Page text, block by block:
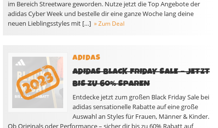
im Bereich Streetware geworden. Nutze jetzt die Top Angebote der
adidas Cyber Week und bestelle dir eine ganze Woche lang deine
neuen Lieblingsstyles mit […] » Zum Deal
ADIDAS
ADIDAS BLACK FRIDAY SALE – JETZT
BIS ZU 60% SPAREN
Entdecke jetzt zum großen Black Friday Sale bei
adidas sensationelle Rabatte auf eine große
Auswahl an Styles für Frauen, Männer & Kinder.